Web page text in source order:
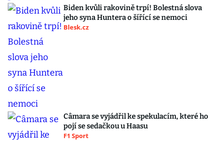
Biden kvůli rakovině trpí! Bolestná slova
jeho syna Huntera o šířící se nemoci
Blesk.cz
Câmara se vyjádřil ke spekulacím, které ho
pojí se sedačkou u Haasu
F1 Sport